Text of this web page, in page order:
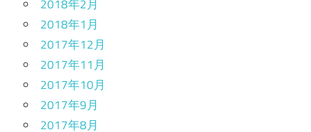
2018年2月
2018年1月
2017年12月
2017年11月
2017年10月
2017年9月
2017年8月